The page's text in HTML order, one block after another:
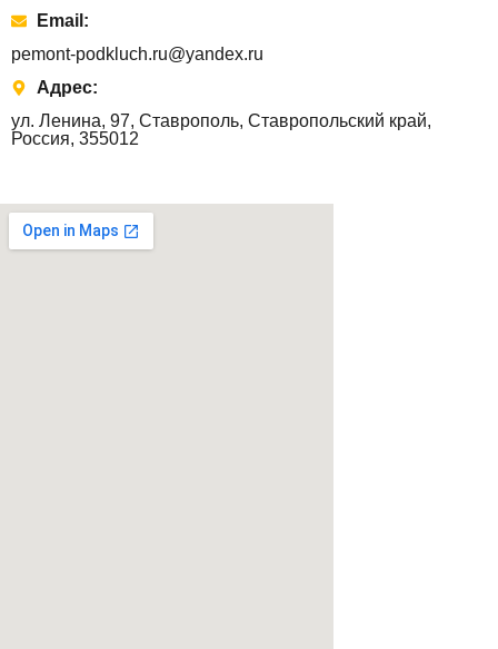
Email:
pemont-podkluch.ru@yandex.ru
Адрес:
ул. Ленина, 97, Ставрополь, Ставропольский край,
Россия, 355012